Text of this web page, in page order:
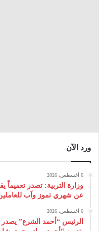
ورد الآن
6 أغسطس، 2026
وزارة التربية: تصدر
عن شهري تموز وآب للعاملين
6 أغسطس، 2026